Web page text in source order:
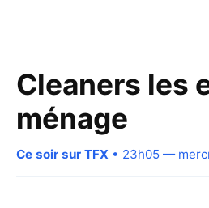
Cleaners les
ménage
Ce soir sur TFX • 23h05 —